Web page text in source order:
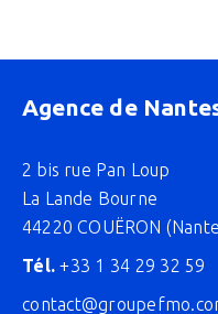
Agence de
2 bis rue Pan Loup
La Lande Bourne
44220 COUËRON
Tél. +33 1 34 29 32 59